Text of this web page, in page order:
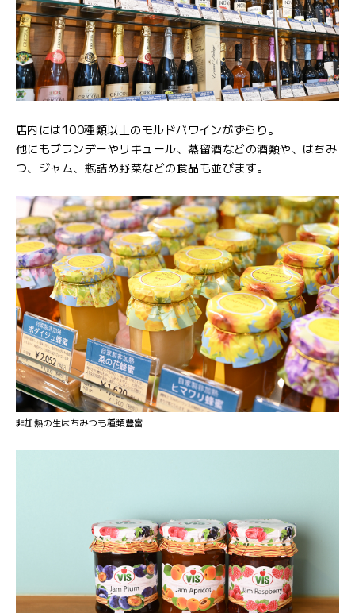
店内には100種類以上のモルドバワインがずらり。
他にもブランデーやリキュール、蒸留酒などの酒類や、はちみ
つ、ジャム、瓶詰め野菜などの食品も並びます。
非加熱の生はちみつも種類豊富